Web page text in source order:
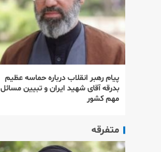
پیام رهبر انقلاب درباره حماسه عظیم
بدرقه آقای شهید ایران و تبیین مسائل
مهم کشور
متفرقه